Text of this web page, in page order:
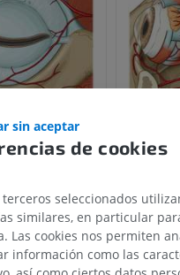
de cookies
sin aceptar
terceros seleccionados
similares, en particular
Las cookies nos permiten
información como las